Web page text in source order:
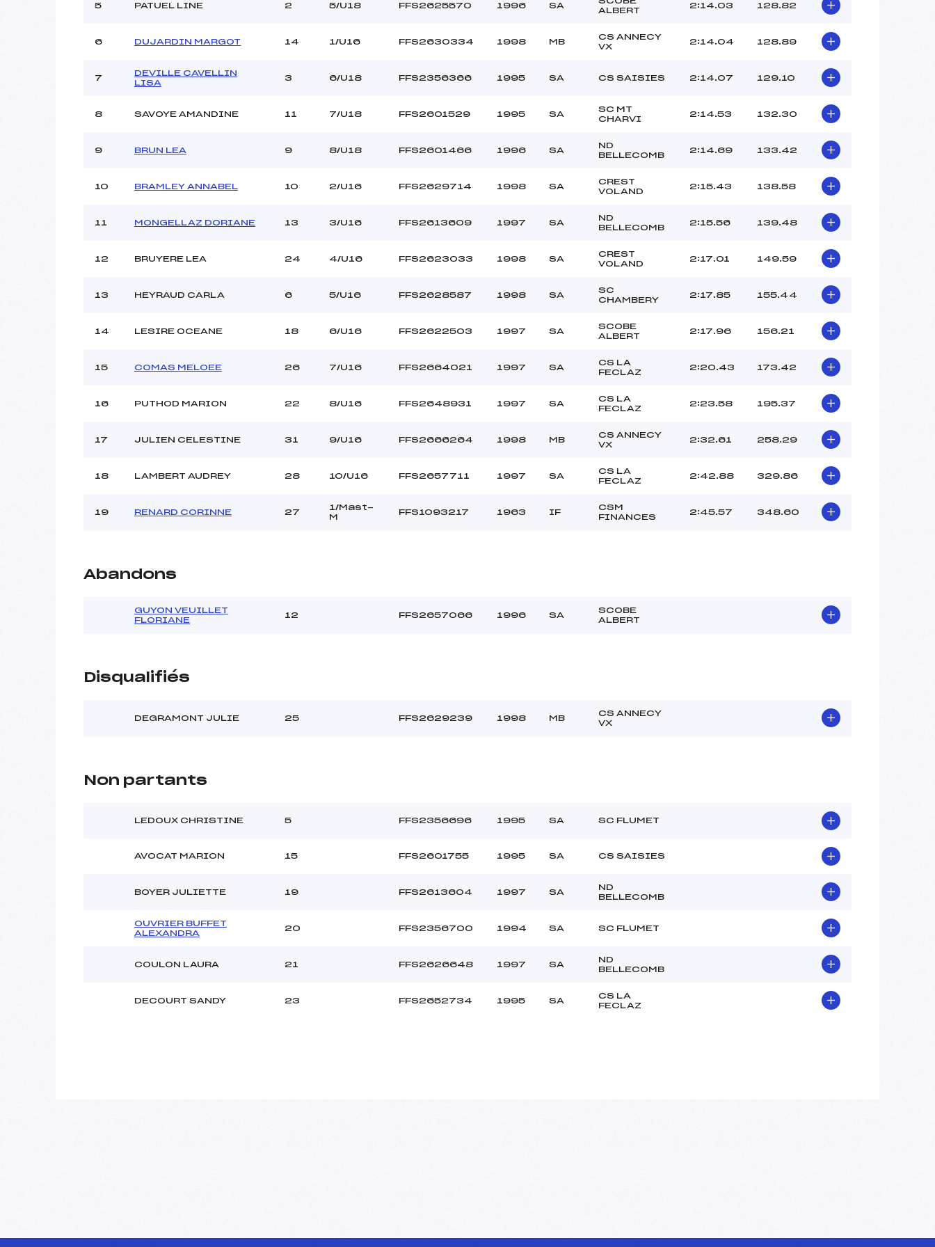
Météo :
BEAU TEMPS
Température départ :
-5
Pénalité appliquée :
84.8500
5 PATUEL LINE 2 5/U18 FFS2625570 1996 SA
ALBERT
2:14.03 128.82
6 DUJARDIN MARGOT 14 1/U16 FFS2630334 1998 MB
CS ANNECY
VX
2:14.04 128.89
7
DEVILLE CAVELLIN
LISA
3 6/U18 FFS2356366 1995 SA CS SAISIES 2:14.07 129.10
8 SAVOYE AMANDINE 11 7/U18 FFS2601529 1995 SA
SC MT
CHARVI
2:14.53 132.30
9 BRUN LEA 9 8/U18 FFS2601466 1996 SA
ND
BELLECOMB
2:14.69 133.42
10 BRAMLEY ANNABEL 10 2/U16 FFS2629714 1998 SA
CREST
VOLAND
2:15.43 138.58
11 MONGELLAZ DORIANE 13 3/U16 FFS2613609 1997 SA
ND
BELLECOMB
2:15.56 139.48
12 BRUYERE LEA 24 4/U16 FFS2623033 1998 SA
CREST
VOLAND
2:17.01 149.59
13 HEYRAUD CARLA 6 5/U16 FFS2628587 1998 SA
SC
CHAMBERY
2:17.85 155.44
14 LESIRE OCEANE 18 6/U16 FFS2622503 1997 SA
SCOBE
ALBERT
2:17.96 156.21
15 COMAS MELOEE 26 7/U16 FFS2664021 1997 SA
CS LA
FECLAZ
2:20.43 173.42
16 PUTHOD MARION 22 8/U16 FFS2648931 1997 SA
CS LA
FECLAZ
2:23.58 195.37
17 JULIEN CELESTINE 31 9/U16 FFS2666264 1998 MB
CS ANNECY
VX
2:32.61 258.29
18 LAMBERT AUDREY 28 10/U16 FFS2657711 1997 SA
CS LA
FECLAZ
2:42.88 329.86
19 RENARD CORINNE 27
1/Mast-
M
FFS1093217 1963 IF
CSM
FINANCES
2:45.57 348.60
Abandons
GUYON VEUILLET
FLORIANE
12 FFS2657066 1996 SA
SCOBE
ALBERT
Disqualifiés
DEGRAMONT JULIE 25 FFS2629239 1998 MB
CS ANNECY
VX
Non partants
LEDOUX CHRISTINE 5 FFS2356696 1995 SA SC FLUMET
AVOCAT MARION 15 FFS2601755 1995 SA CS SAISIES
BOYER JULIETTE 19 FFS2613604 1997 SA
ND
BELLECOMB
OUVRIER BUFFET
ALEXANDRA
20 FFS2356700 1994 SA SC FLUMET
COULON LAURA 21 FFS2626648 1997 SA
ND
BELLECOMB
DECOURT SANDY 23 FFS2652734 1995 SA
CS LA
FECLAZ